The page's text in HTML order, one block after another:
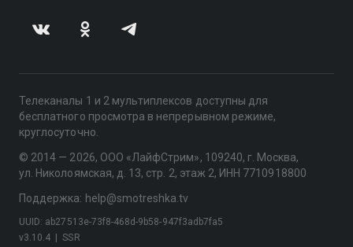
Телеканалы 1 и 2 мультиплексов доступны для
бесплатного просмотра в непрерывном режиме,
круглосуточно.
© 2014 — 2026, ООО «ЛайфСтрим», 109240, г. Москва,
ул. Николоямская, д. 13, стр. 2, этаж 2, ИНН 7710918800
Поддержка: help@smotreshka.tv
v3.10.4 SSR
UUID: ab27513e-73f8-468d-9b58-947f3adb7fa5